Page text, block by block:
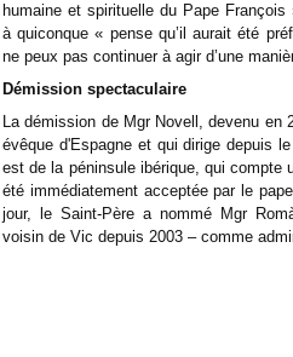
humaine et spirituelle du Pape
à quiconque « pense qu’il aurait été
ne peux pas continuer à agir d’une
Démission spectaculaire
La démission de Mgr Novell, devenu en
évêque d'Espagne et qui dirige depuis
est de la péninsule ibérique, qui compte
été immédiatement acceptée par le
jour, le Saint-Père a nommé Mgr
voisin de Vic depuis 2003 – comme